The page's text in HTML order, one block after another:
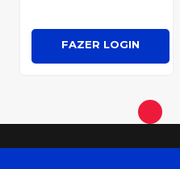
FAZER LOGIN